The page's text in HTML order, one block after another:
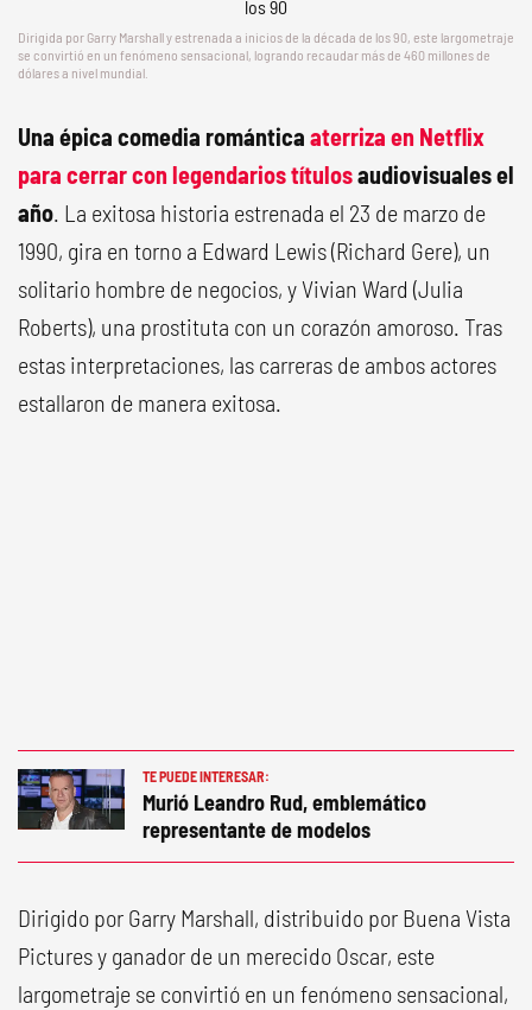
Dirigida por Garry Marshall y estrenada a inicios de la década de los 90, este largometraje
se convirtió en un fenómeno sensacional, logrando recaudar más de 460 millones de
dólares a nivel mundial.
Una épica comedia romántica aterriza en Netflix
para cerrar con legendarios títulosaudiovisuales el
año. La exitosa historia estrenada el 23 de marzo de
1990, gira en torno a Edward Lewis (Richard Gere), un
solitario hombre de negocios, y Vivian Ward (Julia
Roberts), una prostituta con un corazón amoroso. Tras
estas interpretaciones, las carreras de ambos actores
estallaron de manera exitosa.
TE PUEDE INTERESAR:
Murió Leandro Rud, emblemático
representante de modelos
Dirigido por Garry Marshall, distribuido por Buena Vista
Pictures y ganador de un merecido Oscar, este
largometraje se convirtió en un fenómeno sensacional,